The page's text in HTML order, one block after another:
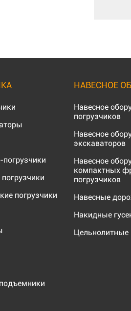
погрузчики
НАВЕСНОЕ
Навесное
погрузчиков
Навесное
экскаваторов
Навесное
компактных
погрузчиков
Навесные
Накидные
Цельнолитные